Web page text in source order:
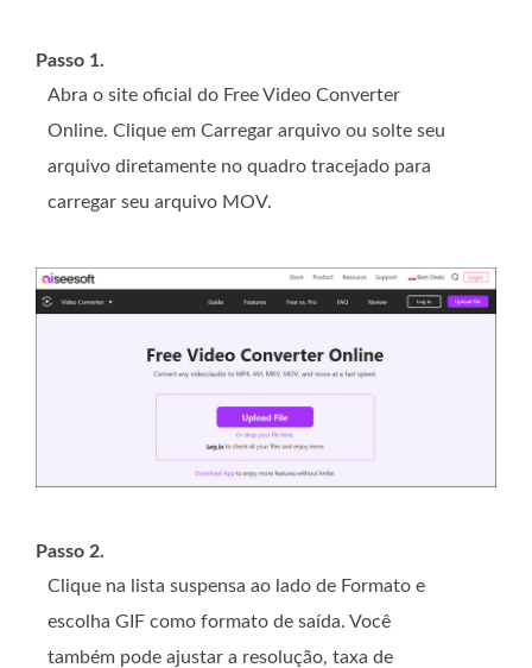
Passo 1.
Abra o site oficial do Free Video Converter
Online. Clique em Carregar arquivo ou solte seu
arquivo diretamente no quadro tracejado para
carregar seu arquivo MOV.
Passo 2.
Clique na lista suspensa ao lado de Formato e
escolha GIF como formato de saída. Você
também pode ajustar a resolução, taxa de